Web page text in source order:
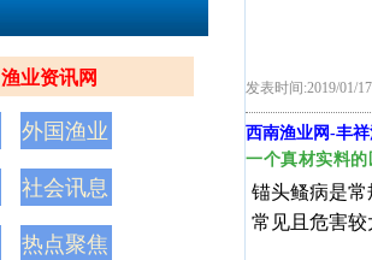
渔业资讯网
外国渔业
社会讯息
热点聚焦
发表时间:2019/01/
西南渔业网-丰祥
一个真材实料的
锚头鳋病是
常见且危害较